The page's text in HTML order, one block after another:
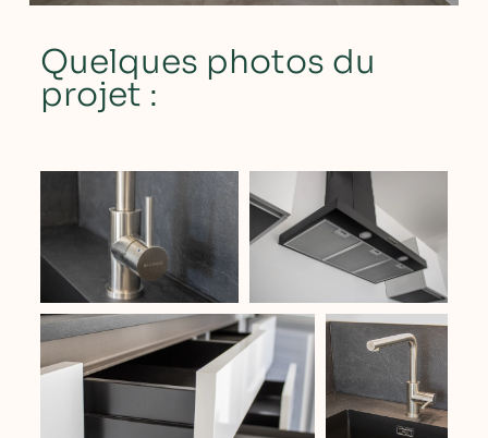
Quelques photos du
projet :